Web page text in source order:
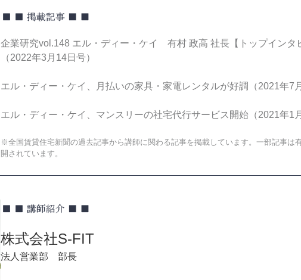
企業研究vol.148 エル・ディー・ケイ 有村 政高 社長【トップインタ
（2022年3月14日号）
エル・ディー・ケイ、月払いの家具・家電レンタルが好調（2021年7
エル・ディー・ケイ、マンスリーの社宅代行サービス開始（2021年1
※全国賃貸住宅新聞の過去記事から講師に関わる記事を掲載しています。一部記事は
開されています。
株式会社S-FIT
法人営業部 部長